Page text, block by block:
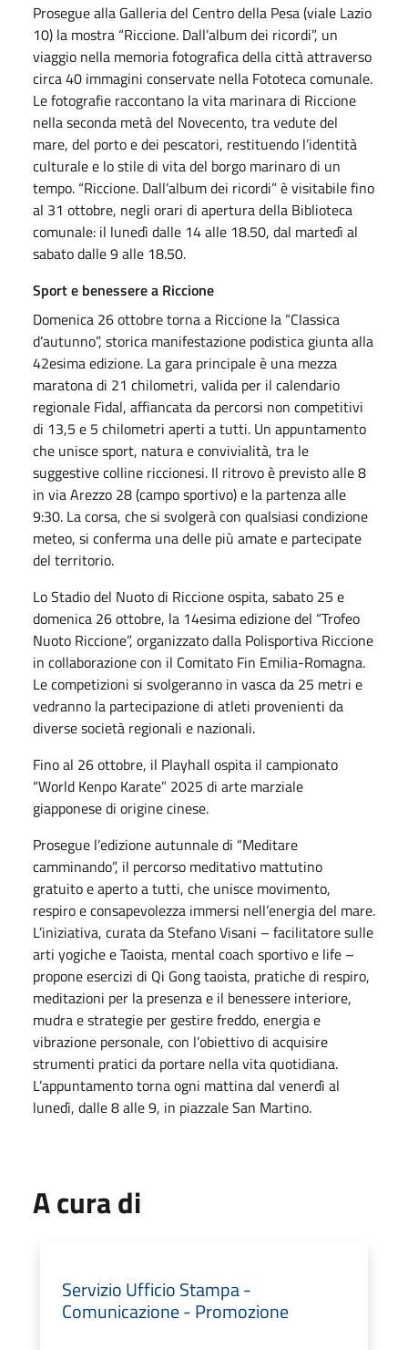
Prosegue alla Galleria del Centro della Pesa (viale Lazio
10) la mostra “Riccione. Dall’album dei ricordi”, un
viaggio nella memoria fotografica della città attraverso
circa 40 immagini conservate nella Fototeca comunale.
Le fotografie raccontano la vita marinara di Riccione
nella seconda metà del Novecento, tra vedute del
mare, del porto e dei pescatori, restituendo l’identità
culturale e lo stile di vita del borgo marinaro di un
tempo. “Riccione. Dall’album dei ricordi” è visitabile fino
al 31 ottobre, negli orari di apertura della Biblioteca
comunale: il lunedì dalle 14 alle 18.50, dal martedì al
sabato dalle 9 alle 18.50.
Sport e benessere a Riccione
Domenica 26 ottobre torna a Riccione la “Classica
d’autunno”, storica manifestazione podistica giunta alla
42esima edizione. La gara principale è una mezza
maratona di 21 chilometri, valida per il calendario
regionale Fidal, affiancata da percorsi non competitivi
di 13,5 e 5 chilometri aperti a tutti. Un appuntamento
che unisce sport, natura e convivialità, tra le
suggestive colline riccionesi. Il ritrovo è previsto alle 8
in via Arezzo 28 (campo sportivo) e la partenza alle
9:30. La corsa, che si svolgerà con qualsiasi condizione
meteo, si conferma una delle più amate e partecipate
del territorio.
Lo Stadio del Nuoto di Riccione ospita, sabato 25 e
domenica 26 ottobre, la 14esima edizione del “Trofeo
Nuoto Riccione”, organizzato dalla Polisportiva Riccione
in collaborazione con il Comitato Fin Emilia-Romagna.
Le competizioni si svolgeranno in vasca da 25 metri e
vedranno la partecipazione di atleti provenienti da
diverse società regionali e nazionali.
Fino al 26 ottobre, il Playhall ospita il campionato
“World Kenpo Karate” 2025 di arte marziale
giapponese di origine cinese.
Prosegue l’edizione autunnale di “Meditare
camminando”, il percorso meditativo mattutino
gratuito e aperto a tutti, che unisce movimento,
respiro e consapevolezza immersi nell’energia del mare.
L’iniziativa, curata da Stefano Visani – facilitatore sulle
arti yogiche e Taoista, mental coach sportivo e life –
propone esercizi di Qi Gong taoista, pratiche di respiro,
meditazioni per la presenza e il benessere interiore,
mudra e strategie per gestire freddo, energia e
vibrazione personale, con l’obiettivo di acquisire
strumenti pratici da portare nella vita quotidiana.
L’appuntamento torna ogni mattina dal venerdì al
lunedì, dalle 8 alle 9, in piazzale San Martino.
A cura di
Servizio Ufficio Stampa -
Comunicazione - Promozione